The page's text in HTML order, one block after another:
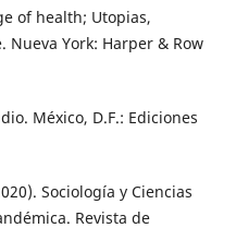
of health; Utopias,
York: Harper & Row
México, D.F.: Ediciones
Sociología y Ciencias
Revista de